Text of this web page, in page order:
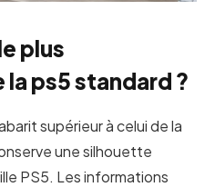
plus
ps5 standard ?
supérieur à celui de la
une silhouette
PS5. Les informations